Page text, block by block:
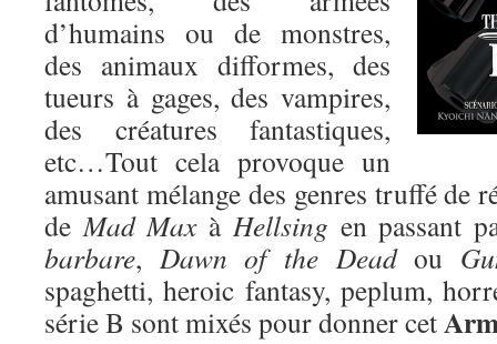
d’humains ou de monstres,
des animaux difformes, des
tueurs à gages, des vampires,
des créatures fantastiques,
etc…Tout cela provoque un
amusant mélange des genres truffé de
deMad Maxà Hellsing en passant
barbare, Dawn of the Deadou
spaghetti, heroic fantasy, peplum,
série B sont mixés pour donner cet